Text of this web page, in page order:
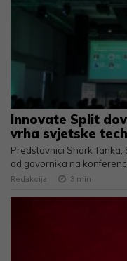
Innovate Split
vrha svjetske
Predstavnici Shark
od govornika na
Redakcija 3 min